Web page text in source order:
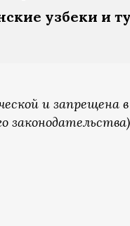
узбеки и
и запрещена